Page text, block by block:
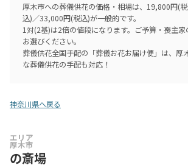
厚木市への葬儀供花の価格・相場は、19,800円(
込)／33,000円(税込)が一般的です。
1対(2基)は2倍の値段になります。ご予算・喪主
お選びください。
葬儀供花全国手配の「葬儀お花お届け便」は、厚
な葬儀供花の手配も対応！
神奈川県へ戻る
エリア
厚木市
の斎場